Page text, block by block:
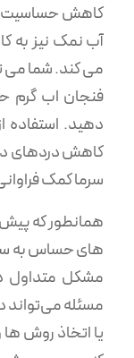
کاهش حساسیت
آب نمک نیز به
می کند. شما می
فنجان اب گرم
دهید. استفاده
کاهش دردهای
سرما کمک
همانطور که پیش
های حساس به
مشکل متداول
مسئله می‌تواند
یا اتخاذ روش